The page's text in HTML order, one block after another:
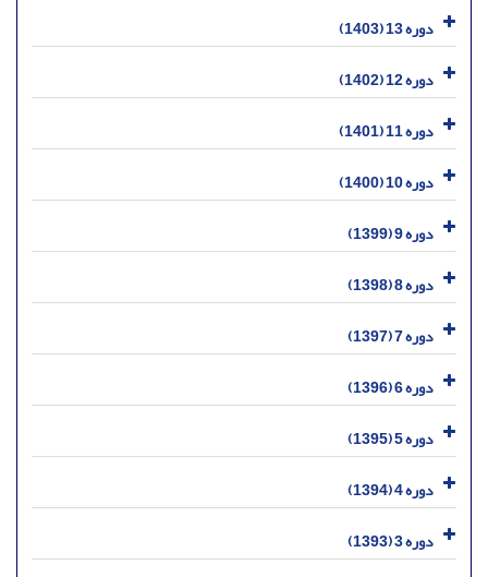
دوره 13 (1403)
دوره 12 (1402)
دوره 11 (1401)
دوره 10 (1400)
دوره 9 (1399)
دوره 8 (1398)
دوره 7 (1397)
دوره 6 (1396)
دوره 5 (1395)
دوره 4 (1394)
دوره 3 (1393)